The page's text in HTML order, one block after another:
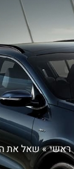
ראשי»שאל את